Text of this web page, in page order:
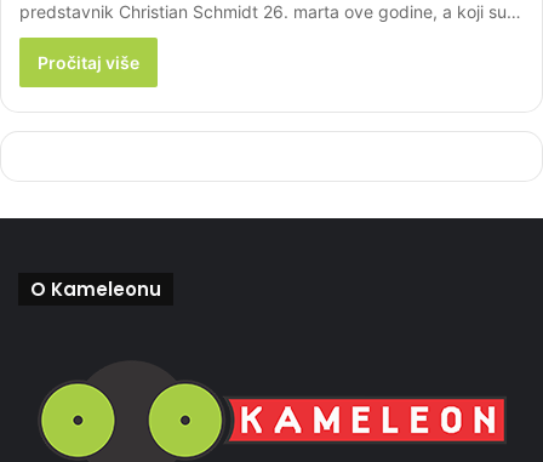
predstavnik Christian Schmidt 26. marta ove godine, a koji su…
Pročitaj više
O Kameleonu